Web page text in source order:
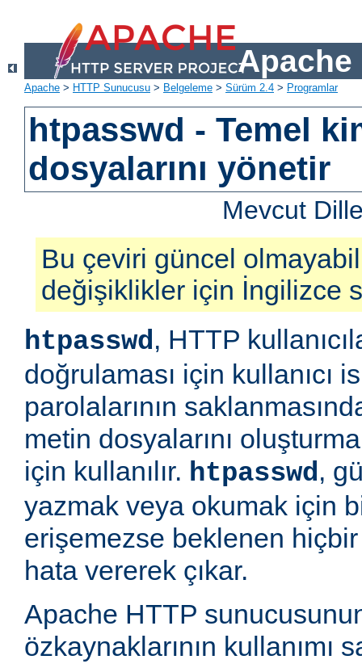
Apache
Apache > HTTP Sunucusu > Belgeleme > Sürüm 2.4 > Programlar
htpasswd - Temel
dosyalarını yönetir
Mevcut
Bu çeviri güncel
değişiklikler için İngilizce
htpasswd, HTTP
doğrulaması için kullanıcı
parolalarının
metin dosyalarını
için kullanılır. htpasswd,
yazmak veya okumak için
erişemezse beklenen
hata vererek çıkar.
Apache HTTP
özkaynaklarının kullanımı